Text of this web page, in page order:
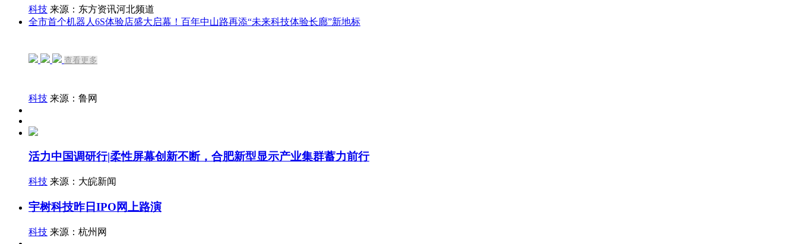
科技 来源：东方资讯河北频道
全市首个机器人6S体验店盛大启幕！百年中山路再添“未来科技体验长廊”新地标
查看更多
科技 来源：鲁网
活力中国调研行|柔性屏幕创新不断，合肥新型显示产业集群蓄力前行
科技 来源：大皖新闻
宇树科技昨日IPO网上路演
科技 来源：杭州网